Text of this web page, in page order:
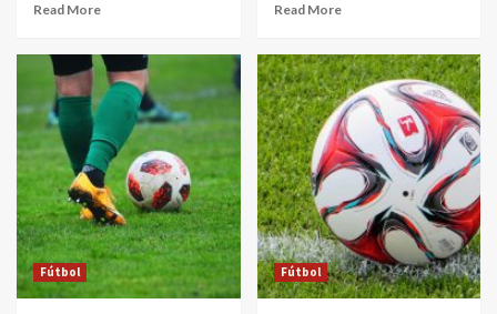
Read More Read More
Fútbol Fútbol